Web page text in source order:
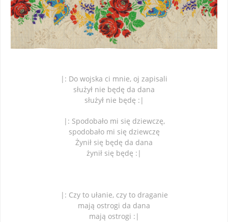
|: Do wojska ci mnie, oj zapisali
służył nie będę da dana
służył nie będę :|
|: Spodobało mi się dziewczę,
spodobało mi się dziewczę
Żynił się będę da dana
żynił się będę :|
|: Czy to ułanie, czy to draganie
mają ostrogi da dana
mają ostrogi :|